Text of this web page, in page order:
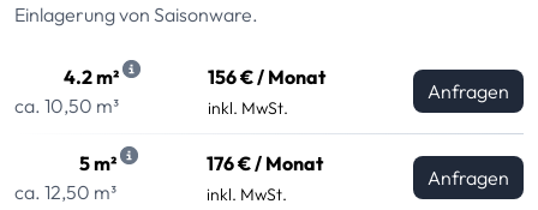
Einlagerung von Saisonware.
4.2 m²
ca. 10,50 m³
156 € / Monat
inkl. MwSt.
Anfragen
5 m²
ca. 12,50 m³
176 € / Monat
inkl. MwSt.
Anfragen